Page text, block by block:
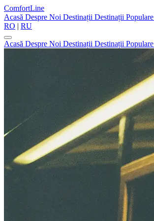
ComfortLine
Acasă Despre Noi Destinații Destinații Populare
RO | RU
Acasă Despre Noi Destinații Destinații Populare